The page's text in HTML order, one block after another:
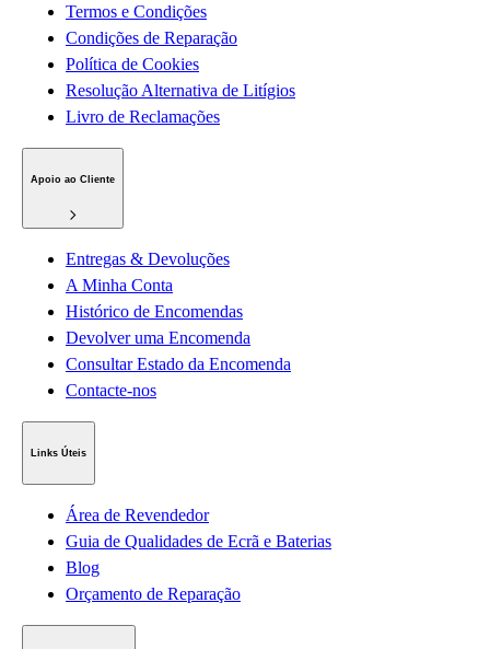
Termos e Condições
Condições de Reparação
Política de Cookies
Resolução Alternativa de Litígios
Livro de Reclamações
Apoio ao Cliente
Entregas & Devoluções
A Minha Conta
Histórico de Encomendas
Devolver uma Encomenda
Consultar Estado da Encomenda
Contacte-nos
Links Úteis
Área de Revendedor
Guia de Qualidades de Ecrã e Baterias
Blog
Orçamento de Reparação